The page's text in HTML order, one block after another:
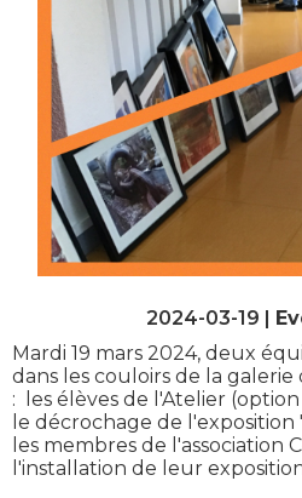
2024-03-19 |
Mardi 19 mars 2024, deux
dans les couloirs de la
: les élèves de l'Atelier
le décrochage de
les membres de l'association
l'installation de leur